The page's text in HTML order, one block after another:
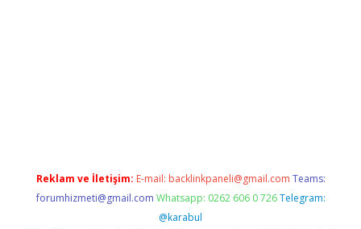
Reklam ve İletişim: E-mail: backlinkpaneli@gmail.com Teams:
forumhizmeti@gmail.com Whatsapp: 0262 606 0 726 Telegram:
@karabul